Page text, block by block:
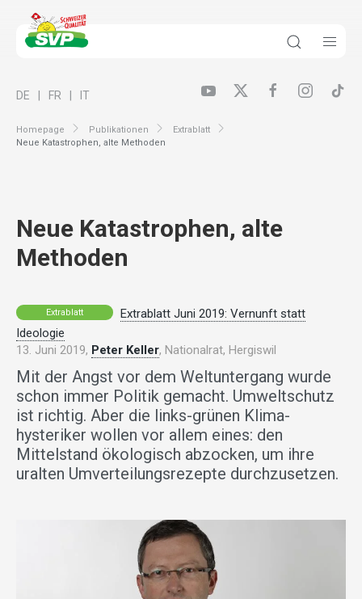
Homepage Publikationen
Extrablatt
Neue Katastrophen, alte Methoden
DE FR IT
Neue Katastrophen, alte
Methoden
Extrablatt
Extrablatt Juni 2019: Vernunft statt
Ideologie
13. Juni 2019, Peter Keller, Nationalrat, Hergiswil
Mit der Angst vor dem Weltuntergang wurde
schon immer Politik gemacht. Umweltschutz
ist richtig. Aber die links-grünen Klima­
hysteriker wollen vor allem eines: den
Mittelstand ökologisch abzocken, um ihre
uralten Umverteilungsrezepte durchzusetzen.